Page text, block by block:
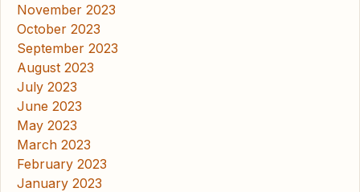
November 2023
October 2023
September 2023
August 2023
July 2023
June 2023
May 2023
March 2023
February 2023
January 2023